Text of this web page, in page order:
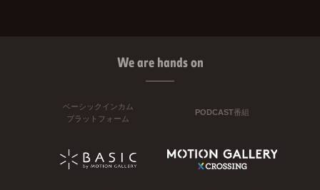
We are hands on
ベーシックインカム
プラットフォーム
PODCAST番組